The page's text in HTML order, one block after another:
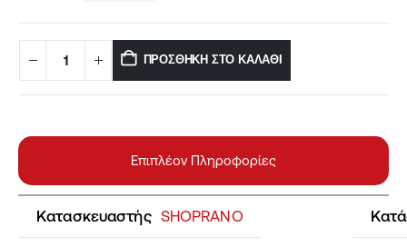
ΠΡΟΣΘΉΚΗ ΣΤΟ ΚΑΛΆΘΙ
Επιπλέον Πληροφορίες
Κατασκευαστής SHOPRANO